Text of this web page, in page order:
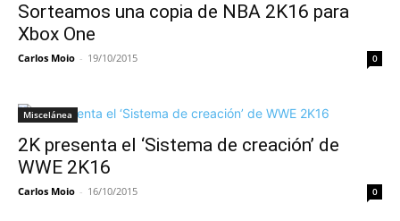
Sorteamos una copia de NBA 2K16 para
Xbox One
Carlos Moio - 19/10/2015 0
Miscelánea
2K presenta el ‘Sistema de creación’ de
WWE 2K16
Carlos Moio - 16/10/2015 0